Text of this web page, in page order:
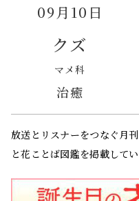
09月10日
クズ
マメ科
治癒
放送とリスナーをつなぐ月
と花ことば図鑑を掲載してい